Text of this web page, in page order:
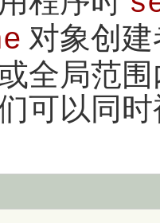
对象创
全局范
可以同